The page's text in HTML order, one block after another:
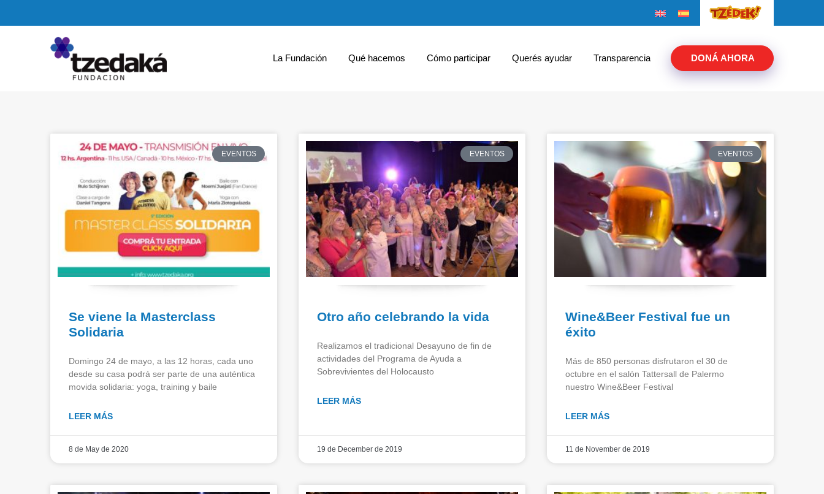
La Fundación Qué hacemos Cómo participar Querés ayudar Transparencia DONÁ AHORA
EVENTOS
Se viene la Masterclass
Solidaria
Domingo 24 de mayo, a las 12 horas, cada uno
desde su casa podrá ser parte de una auténtica
movida solidaria: yoga, training y baile
LEER MÁS
8 de May de 2020
EVENTOS
Otro año celebrando la vida
Realizamos el tradicional Desayuno de fin de
actividades del Programa de Ayuda a
Sobrevivientes del Holocausto
LEER MÁS
19 de December de 2019
EVENTOS
Wine&Beer Festival fue un
éxito
Más de 850 personas disfrutaron el 30 de
octubre en el salón Tattersall de Palermo
nuestro Wine&Beer Festival
LEER MÁS
11 de November de 2019